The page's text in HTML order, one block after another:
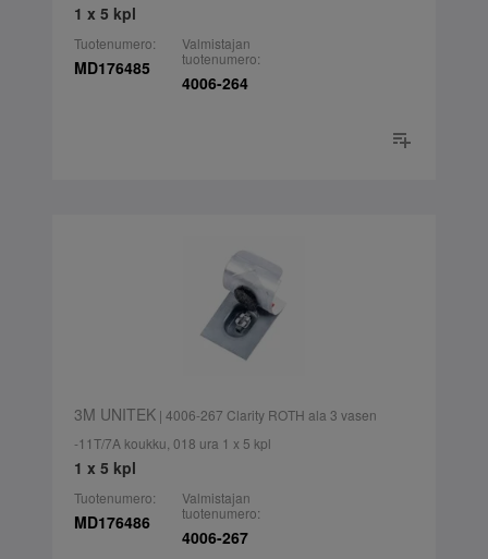
1 x 5 kpl
Tuotenumero:
MD176485
Valmistajan
tuotenumero:
4006-264
3M UNITEK| 4006-267 Clarity ROTH ala 3 vasen
-11T/7A koukku, 018 ura 1 x 5 kpl
1 x 5 kpl
Tuotenumero:
MD176486
Valmistajan
tuotenumero:
4006-267